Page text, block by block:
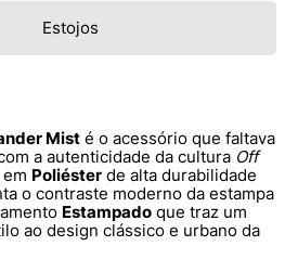
Estojos
Mist é o acessório que faltava
a autenticidade da cultura Off
Poliéster de alta durabilidade
o contraste moderno da estampa
Estampado que traz um
ao design clássico e urbano da